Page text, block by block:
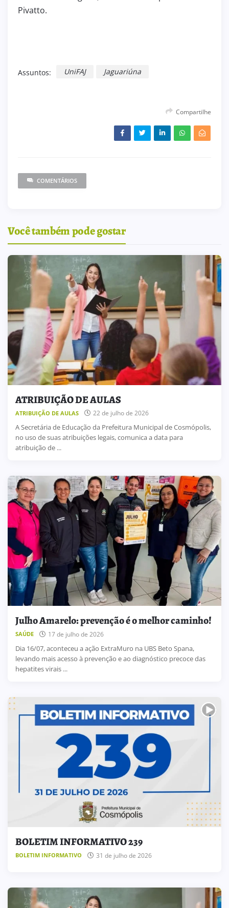
Pivatto.
Assuntos: UniFAJ Jaguariúna
Compartilhe
COMENTÁRIOS
Você também pode gostar
ATRIBUIÇÃO DE AULAS
ATRIBUIÇÃO DE AULAS 22 de julho de 2026
A Secretária de Educação da Prefeitura Municipal de Cosmópolis,
no uso de suas atribuições legais, comunica a data para
atribuição de ...
Julho Amarelo: prevenção é o melhor caminho!
SAÚDE 17 de julho de 2026
Dia 16/07, aconteceu a ação ExtraMuro na UBS Beto Spana,
levando mais acesso à prevenção e ao diagnóstico precoce das
hepatites virais ...
BOLETIM INFORMATIVO 239
BOLETIM INFORMATIVO 31 de julho de 2026